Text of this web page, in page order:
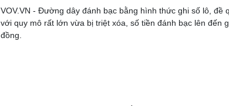
VOV.VN - Đường dây đánh bạc bằng hình thức ghi số lô, đề
với quy mô rất lớn vừa bị triệt xóa, số tiền đánh bạc lên đến
đồng.